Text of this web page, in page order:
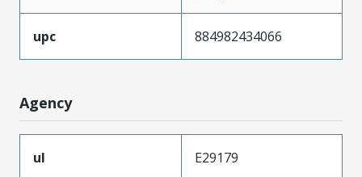
upc 884982434066
Agency
ul
E29179